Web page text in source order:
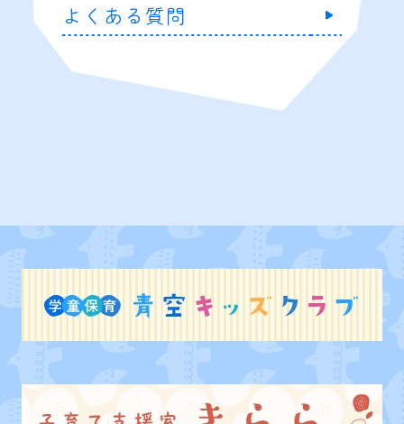
よくある質問